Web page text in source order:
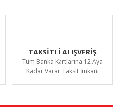
TAKSİTLİ ALIŞVERİŞ
Tüm Banka Kartlarına 12 Aya
Kadar Varan Taksit İmkanı